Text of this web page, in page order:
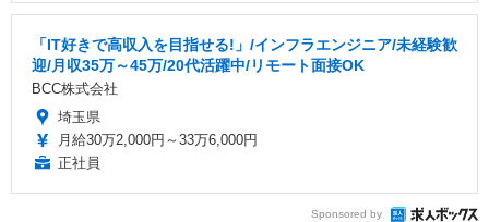
「IT好きで高収入を目指せる!」/インフラエンジニア/未経験歓
迎/月収35万～45万/20代活躍中/リモート面接OK
BCC株式会社
埼玉県
月給30万2,000円～33万6,000円
正社員
Sponsored by